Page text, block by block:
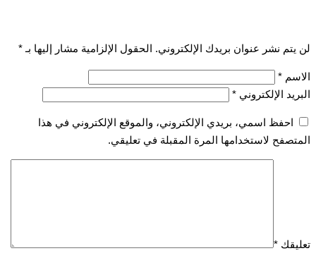
نشر عنوان بريدك الإلكتروني. الحقول الإلزامية مشار إليها بـ*
*
الإلكتروني *
احفظ اسمي، بريدي الإلكتروني، والموقع الإلكتروني في هذا
لاستخدامها المرة المقبلة في تعليقي.
*